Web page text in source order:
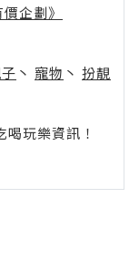
企劃》
丶 寵物 丶 扮靚
玩樂資訊！